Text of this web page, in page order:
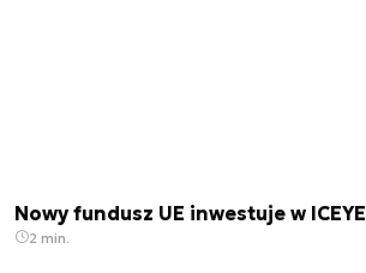
Nowy fundusz UE inwestuje w ICEYE
2 min.